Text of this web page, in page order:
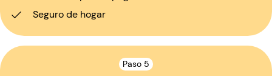
Seguro de hogar
Paso 5